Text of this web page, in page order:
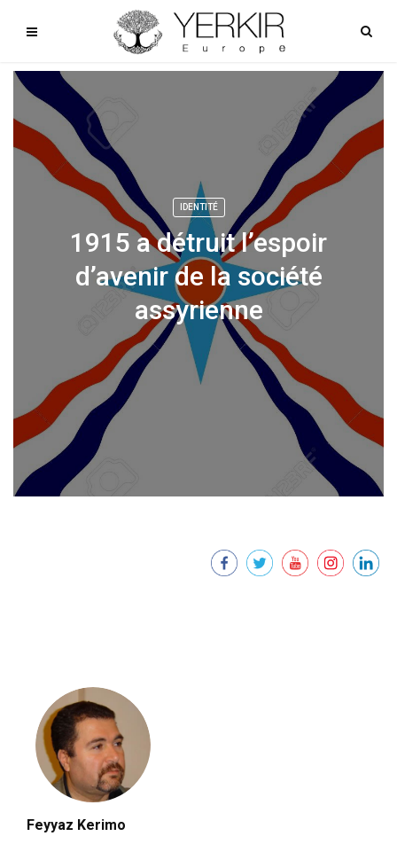
IDENTITÉ
1915 a détruit l’espoir
d’avenir de la société
assyrienne
Feyyaz Kerimo